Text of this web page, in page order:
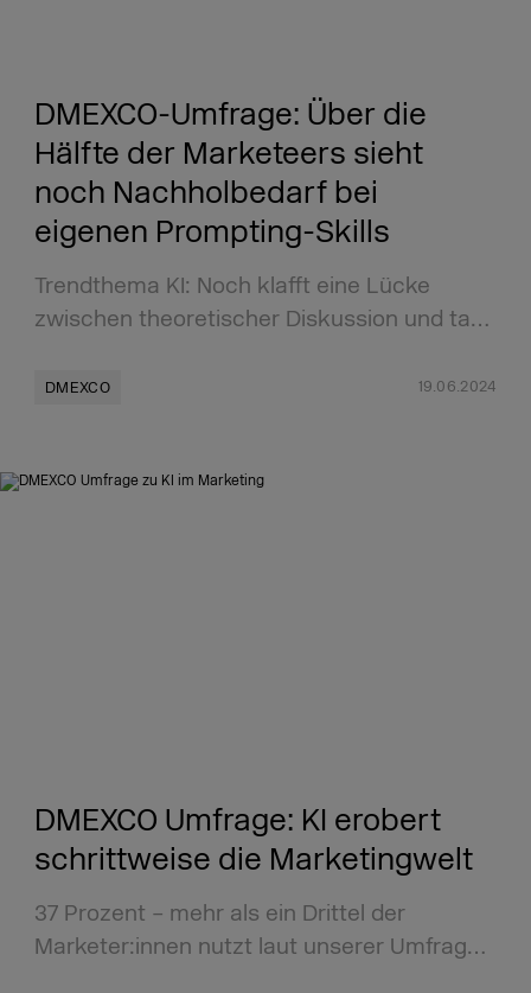
DMEXCO-Umfrage: Über die
Hälfte der Marketeers sieht
noch Nachholbedarf bei
eigenen Prompting-Skills
Trendthema KI: Noch klafft eine Lücke
zwischen theoretischer Diskussion und ta…
DMEXCO 19.06.2024
DMEXCO Umfrage: KI erobert
schrittweise die Marketingwelt
37 Prozent – mehr als ein Drittel der
Marketer:innen nutzt laut unserer Umfrag…